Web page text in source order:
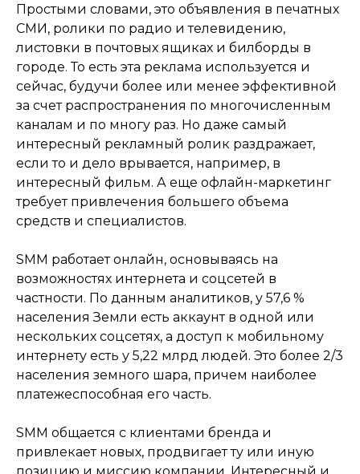
Простыми словами, это объявления в печатных
СМИ, ролики по радио и телевидению,
листовки в почтовых ящиках и билборды в
городе. То есть эта реклама используется и
сейчас, будучи более или менее эффективной
за счет распространения по многочисленным
каналам и по многу раз. Но даже самый
интересный рекламный ролик раздражает,
если то и дело врывается, например, в
интересный фильм. А еще офлайн-маркетинг
требует привлечения большего объема
средств и специалистов.
SMM работает онлайн, основываясь на
возможностях интернета и соцсетей в
частности. По данным аналитиков, у 57,6 %
населения Земли есть аккаунт в одной или
нескольких соцсетях, а доступ к мобильному
интернету есть у 5,22 млрд людей. Это более 2/3
населения земного шара, причем наиболее
платежеспособная его часть.
SMM общается с клиентами бренда и
привлекает новых, продвигает ту или иную
позицию и миссию компании. Интересный и
SMM-менеджер — это прежде
подключать традиционный
маркетинг и SMM в комплексе,
друг друга, это становится
надежным способом расширить
охват существующих и